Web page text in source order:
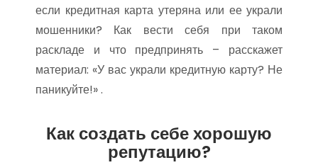
если кредитная карта утеряна или ее украли
мошенники? Как вести себя при таком
раскладе и что предпринять – расскажет
материал: «У вас украли кредитную карту? Не
паникуйте!» .
Как создать себе хорошую
репутацию?